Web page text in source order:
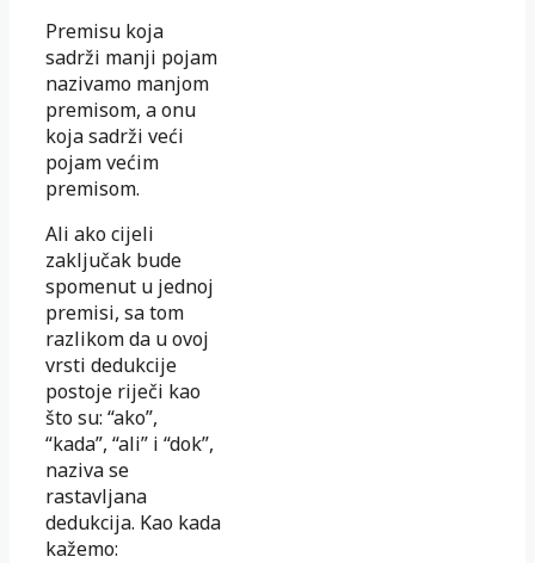
Premisu koja
sadrži manji pojam
nazivamo manjom
premisom, a onu
koja sadrži veći
pojam većim
premisom.
Ali ako cijeli
zaključak bude
spomenut u jednoj
premisi, sa tom
razlikom da u ovoj
vrsti dedukcije
postoje riječi kao
što su: “ako”,
“kada”, “ali” i “dok”,
naziva se
rastavljana
dedukcija. Kao kada
kažemo: